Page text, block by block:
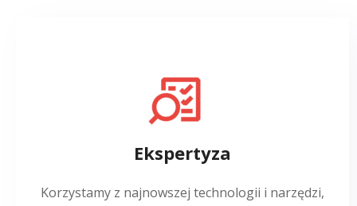
Ekspertyza
Korzystamy z najnowszej technologii i narzędzi,